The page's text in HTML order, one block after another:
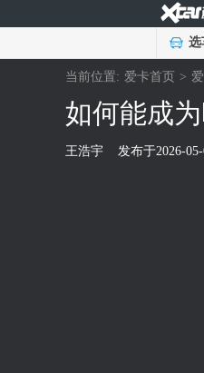
选
当前位置: 爱卡首页 >
如何能成
王浩宇 发布于2026-